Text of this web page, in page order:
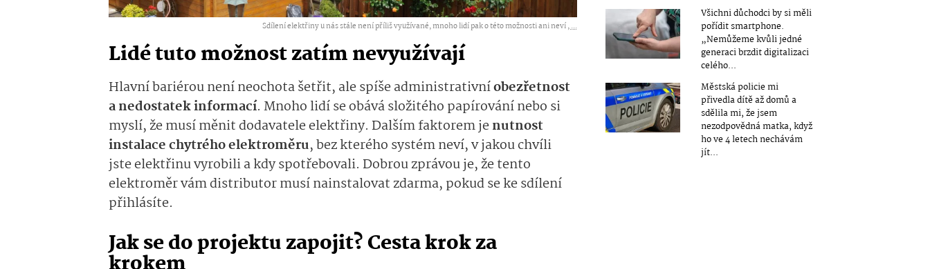
Sdílení elektřiny u nás stále není příliš využívané, mnoho lidí pak o této možnosti ani neví ,...
Lidé tuto možnost zatím nevyužívají
Hlavní bariérou není neochota šetřit, ale spíše administrativníobezřetnost
a nedostatek informací. Mnoho lidí se obává složitého papírování nebo si
myslí, že musí měnit dodavatele elektřiny. Dalším faktorem jenutnost
instalace chytrého elektroměru, bez kterého systém neví, v jakou chvíli
jste elektřinu vyrobili a kdy spotřebovali. Dobrou zprávou je, že tento
elektroměr vám distributor musí nainstalovat zdarma, pokud se ke sdílení
přihlásíte.
Jak se do projektu zapojit? Cesta krok za
Všichni důchodci by si měli
pořídit smartphone.
„Nemůžeme kvůli jedné
generaci brzdit digitalizaci
celého...
Městská policie mi
přivedla dítě až domů a
sdělila mi, že jsem
nezodpovědná matka, když
ho ve 4 letech nechávám
jít...